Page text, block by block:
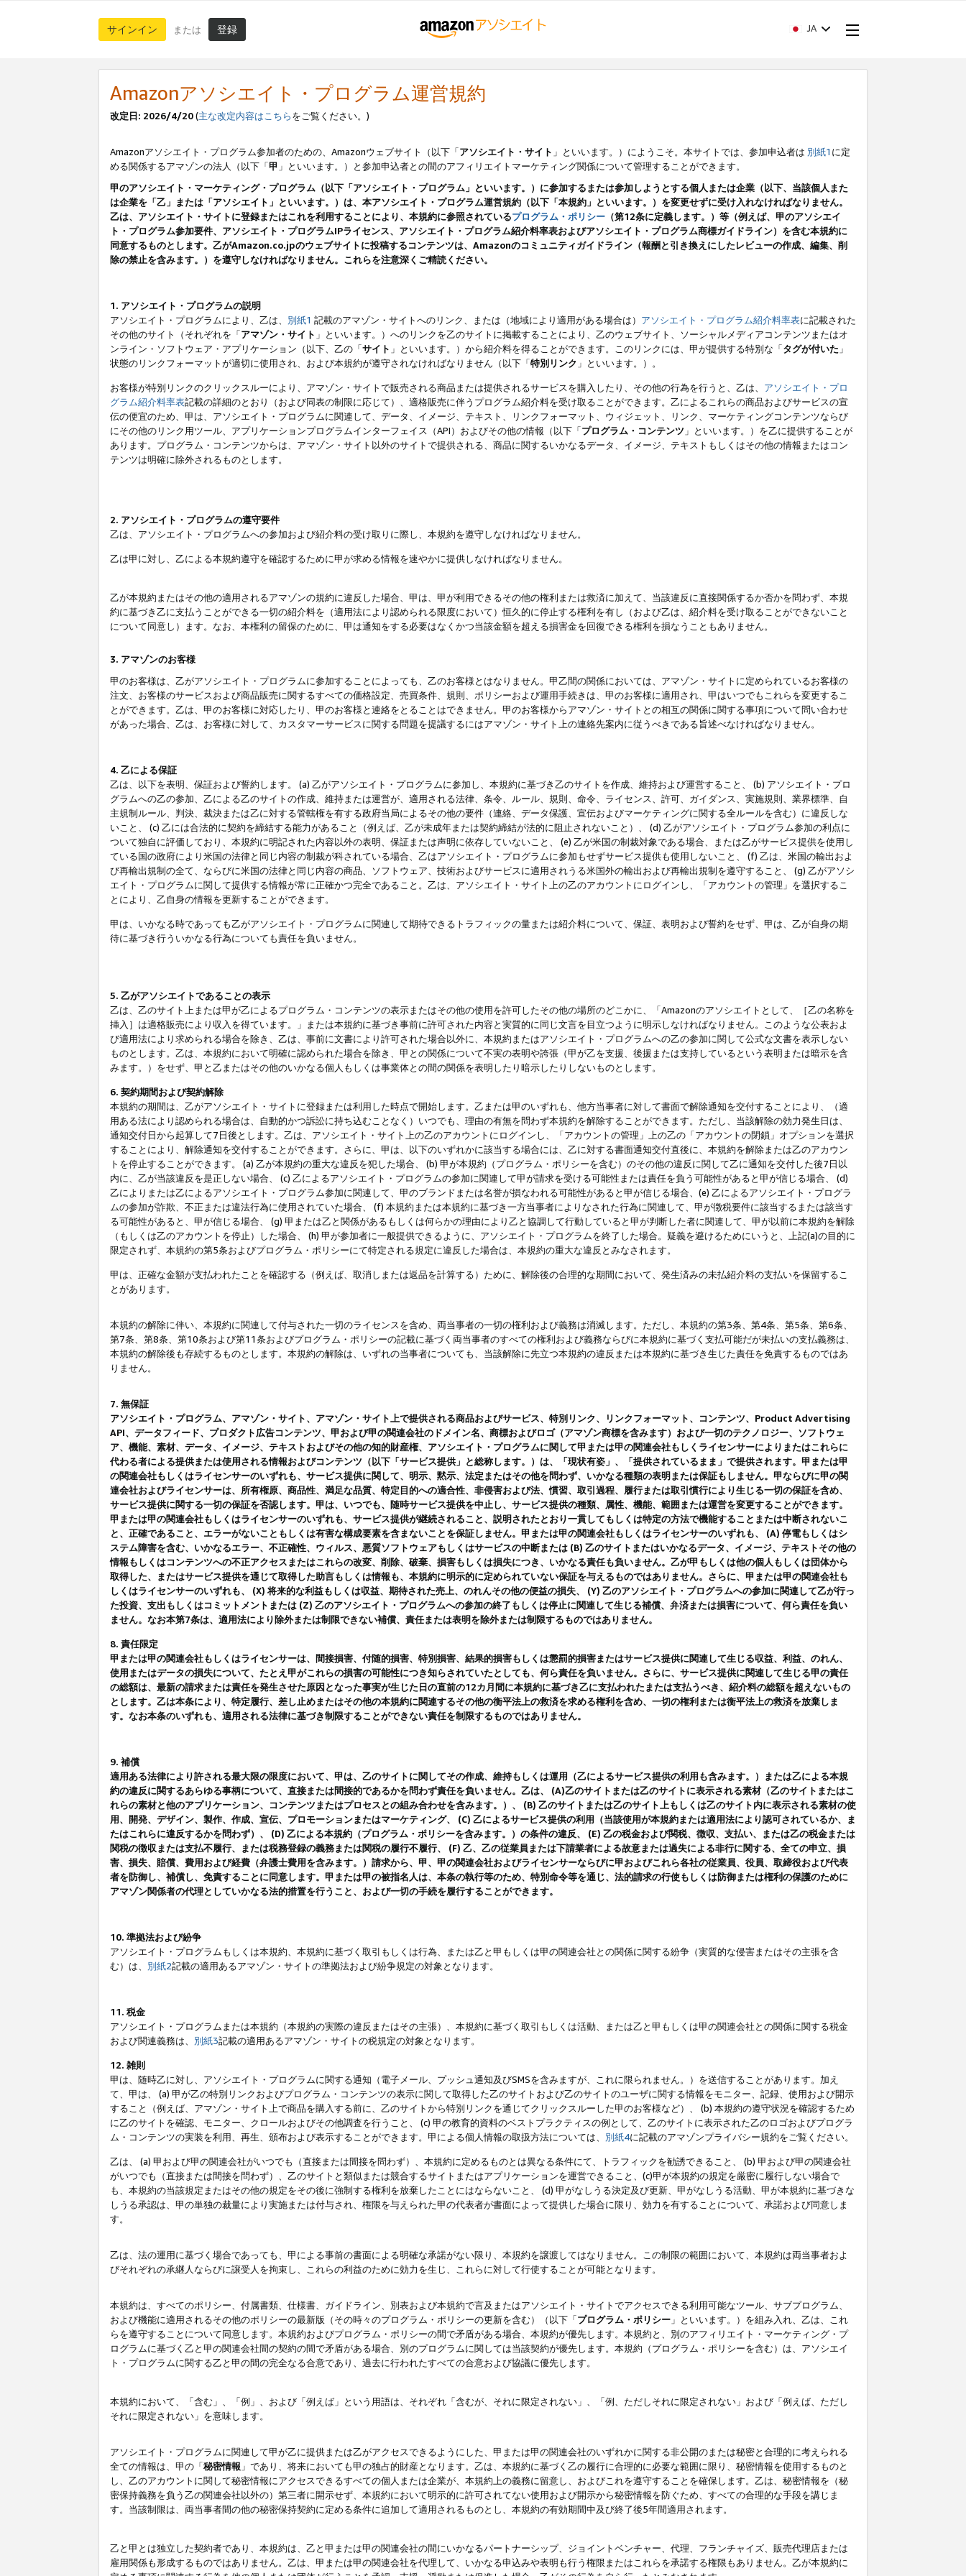
サインイン または 登録 JA
Amazonアソシエイト・プログラム運営規約
改定日: 2026/4/20(主な改定内容はこちらをご覧ください。)
Amazonアソシエイト・プログラム参加者のための、Amazonウェブサイト（以下「アソシエイト・サイト 」といいます。）にようこそ。本サイトでは、参加申込者は 別紙1 に定
める関係するアマゾンの法人（以下「甲 」といいます。）と参加申込者との間のアフィリエイトマーケティング関係について管理することができます。
甲のアソシエイト・マーケティング・プログラム（以下「アソシエイト・プログラム」といいます。）に参加するまたは参加しようとする個人または企業（以下、当該個人また
は企業を「乙」または「アソシエイト」といいます。）は、本アソシエイト・プログラム運営規約（以下「本規約」といいます。）を変更せずに受け入れなければなりません。
乙は、アソシエイト・サイトに登録またはこれを利用することにより、本規約に参照されているプログラム・ポリシー （第12条に定義します。）等（例えば、甲のアソシエイ
ト・プログラム参加要件、アソシエイト・プログラムIPライセンス、アソシエイト・プログラム紹介料率表およびアソシエイト・プログラム商標ガイドライン）を含む本規約に
同意するものとします。乙がAmazon.co.jpのウェブサイトに投稿するコンテンツは、Amazonのコミュニティガイドライン（報酬と引き換えにしたレビューの作成、編集、削
除の禁止を含みます。）を遵守しなければなりません。これらを注意深くご精読ください。
1. アソシエイト・プログラムの説明
アソシエイト・プログラムにより、乙は、 別紙1 記載のアマゾン・サイトへのリンク、または（地域により適用がある場合は） アソシエイト・プログラム紹介料率表に記載された
その他のサイト（それぞれを「アマゾン・サイト 」といいます。）へのリンクを乙のサイトに掲載することにより、乙のウェブサイト、ソーシャルメディアコンテンツまたはオ
ンライン・ソフトウェア・アプリケーション（以下、乙の「サイト 」といいます。）から紹介料を得ることができます。このリンクには、甲が提供する特別な「タグが付いた 」
状態のリンクフォーマットが適切に使用され、および本規約が遵守されなければなりません（以下「特別リンク 」といいます。）。
お客様が特別リンクのクリックスルーにより、アマゾン・サイトで販売される商品または提供されるサービスを購入したり、その他の行為を行うと、乙は、 アソシエイト・プロ
グラム紹介料率表記載の詳細のとおり（および同表の制限に応じて）、適格販売に伴うプログラム紹介料を受け取ることができます。乙によるこれらの商品およびサービスの宣
伝の便宜のため、甲は、アソシエイト・プログラムに関連して、データ、イメージ、テキスト、リンクフォーマット、ウィジェット、リンク、マーケティングコンテンツならび
にその他のリンク用ツール、アプリケーションプログラムインターフェイス（API）およびその他の情報（以下「プログラム・コンテンツ 」といいます。）を乙に提供することが
あります。プログラム・コンテンツからは、アマゾン・サイト以外のサイトで提供される、商品に関するいかなるデータ、イメージ、テキストもしくはその他の情報またはコン
テンツは明確に除外されるものとします。
2. アソシエイト・プログラムの遵守要件
乙は、アソシエイト・プログラムへの参加および紹介料の受け取りに際し、本規約を遵守しなければなりません。
乙は甲に対し、乙による本規約遵守を確認するために甲が求める情報を速やかに提供しなければなりません。
乙が本規約またはその他の適用されるアマゾンの規約に違反した場合、甲は、甲が利用できるその他の権利または救済に加えて、当該違反に直接関係するか否かを問わず、本規
約に基づき乙に支払うことができる一切の紹介料を（適用法により認められる限度において）恒久的に停止する権利を有し（および乙は、紹介料を受け取ることができないこと
について同意し）ます。なお、本権利の留保のために、甲は通知をする必要はなくかつ当該金額を超える損害金を回復できる権利を損なうこともありません。
3. アマゾンのお客様
甲のお客様は、乙がアソシエイト・プログラムに参加することによっても、乙のお客様とはなりません。甲乙間の関係においては、アマゾン・サイトに定められているお客様の
注文、お客様のサービスおよび商品販売に関するすべての価格設定、売買条件、規則、ポリシーおよび運用手続きは、甲のお客様に適用され、甲はいつでもこれらを変更するこ
とができます。乙は、甲のお客様に対応したり、甲のお客様と連絡をとることはできません。甲のお客様からアマゾン・サイトとの相互の関係に関する事項について問い合わせ
があった場合、乙は、お客様に対して、カスタマーサービスに関する問題を提議するにはアマゾン・サイト上の連絡先案内に従うべきである旨述べなければなりません。
4. 乙による保証
乙は、以下を表明、保証および誓約します。 (a) 乙がアソシエイト・プログラムに参加し、本規約に基づき乙のサイトを作成、維持および運営すること、 (b) アソシエイト・プロ
グラムへの乙の参加、乙による乙のサイトの作成、維持または運営が、適用される法律、条令、ルール、規則、命令、ライセンス、許可、ガイダンス、実施規則、業界標準、自
主規制ルール、判決、裁決または乙に対する管轄権を有する政府当局によるその他の要件（連絡、データ保護、宣伝およびマーケティングに関する全ルールを含む）に違反しな
いこと、 (c) 乙には合法的に契約を締結する能力があること（例えば、乙が未成年または契約締結が法的に阻止されないこと）、 (d) 乙がアソシエイト・プログラム参加の利点に
ついて独自に評価しており、本規約に明記された内容以外の表明、保証または声明に依存していないこと、 (e) 乙が米国の制裁対象である場合、または乙がサービス提供を使用し
ている国の政府により米国の法律と同じ内容の制裁が科されている場合、乙はアソシエイト・プログラムに参加もせずサービス提供も使用しないこと、 (f) 乙は、米国の輸出およ
び再輸出規制の全て、ならびに米国の法律と同じ内容の商品、ソフトウェア、技術およびサービスに適用されうる米国外の輸出および再輸出規制を遵守すること、 (g) 乙がアソシ
エイト・プログラムに関して提供する情報が常に正確かつ完全であること。乙は、アソシエイト・サイト上の乙のアカウントにログインし、「アカウントの管理」を選択するこ
とにより、乙自身の情報を更新することができます。
甲は、いかなる時であっても乙がアソシエイト・プログラムに関連して期待できるトラフィックの量または紹介料について、保証、表明および誓約をせず、甲は、乙が自身の期
待に基づき行ういかなる行為についても責任を負いません。
5. 乙がアソシエイトであることの表示
乙は、乙のサイト上または甲が乙によるプログラム・コンテンツの表示またはその他の使用を許可したその他の場所のどこかに、「Amazonのアソシエイトとして、［乙の名称を
挿入］は適格販売により収入を得ています。」または本規約に基づき事前に許可された内容と実質的に同じ文言を目立つように明示しなければなりません。このような公表およ
び適用法により求められる場合を除き、乙は、事前に文書により許可された場合以外に、本規約またはアソシエイト・プログラムへの乙の参加に関して公式な文書を表示しない
ものとします。乙は、本規約において明確に認められた場合を除き、甲との関係について不実の表明や誇張（甲が乙を支援、後援または支持しているという表明または暗示を含
みます。）をせず、甲と乙またはその他のいかなる個人もしくは事業体との間の関係を表明したり暗示したりしないものとします。
6. 契約期間および契約解除
本規約の期間は、乙がアソシエイト・サイトに登録または利用した時点で開始します。乙または甲のいずれも、他方当事者に対して書面で解除通知を交付することにより、（適
用ある法により認められる場合は、自動的かつ訴訟に持ち込むことなく）いつでも、理由の有無を問わず本規約を解除することができます。ただし、当該解除の効力発生日は、
通知交付日から起算して7日後とします。乙は、アソシエイト・サイト上の乙のアカウントにログインし、「アカウントの管理」上の乙の「アカウントの閉鎖」オプションを選択
することにより、解除通知を交付することができます。さらに、甲は、以下のいずれかに該当する場合には、乙に対する書面通知交付直後に、本規約を解除または乙のアカウン
トを停止することができます。 (a) 乙が本規約の重大な違反を犯した場合、 (b) 甲が本規約（プログラム・ポリシーを含む）のその他の違反に関して乙に通知を交付した後7日以
内に、乙が当該違反を是正しない場合、 (c) 乙によるアソシエイト・プログラムの参加に関連して甲が請求を受ける可能性または責任を負う可能性があると甲が信じる場合、 (d)
乙によりまたは乙によるアソシエイト・プログラム参加に関連して、甲のブランドまたは名誉が損なわれる可能性があると甲が信じる場合、(e) 乙によるアソシエイト・プログラ
ムの参加が詐欺、不正または違法行為に使用されていた場合、 (f) 本規約または本規約に基づき一方当事者によりなされた行為に関連して、甲が徴税要件に該当するまたは該当す
る可能性があると、甲が信じる場合、 (g) 甲または乙と関係があるもしくは何らかの理由により乙と協調して行動していると甲が判断した者に関連して、甲が以前に本規約を解除
（もしくは乙のアカウントを停止）した場合、 (h) 甲が参加者に一般提供できるように、アソシエイト・プログラムを終了した場合。疑義を避けるためにいうと、上記(a)の目的に
限定されず、本規約の第5条およびプログラム・ポリシーにて特定される規定に違反した場合は、本規約の重大な違反とみなされます。
甲は、正確な金額が支払われたことを確認する（例えば、取消しまたは返品を計算する）ために、解除後の合理的な期間において、発生済みの未払紹介料の支払いを保留するこ
とがあります。
本規約の解除に伴い、本規約に関連して付与された一切のライセンスを含め、両当事者の一切の権利および義務は消滅します。ただし、本規約の第3条、第4条、第5条、第6条、
第7条、第8条、第10条および第11条およびプログラム・ポリシーの記載に基づく両当事者のすべての権利および義務ならびに本規約に基づく支払可能だが未払いの支払義務は、
本規約の解除後も存続するものとします。本規約の解除は、いずれの当事者についても、当該解除に先立つ本規約の違反または本規約に基づき生じた責任を免責するものではあ
りません。
7. 無保証
アソシエイト・プログラム、アマゾン・サイト、アマゾン・サイト上で提供される商品およびサービス、特別リンク、リンクフォーマット、コンテンツ、Product Advertising
API、データフィード、プロダクト広告コンテンツ、甲および甲の関連会社のドメイン名、商標およびロゴ（アマゾン商標を含みます）および一切のテクノロジー、ソフトウェ
ア、機能、素材、データ、イメージ、テキストおよびその他の知的財産権、アソシエイト・プログラムに関して甲または甲の関連会社もしくライセンサーによりまたはこれらに
代わる者による提供または使用される情報およびコンテンツ（以下「サービス提供」と総称します。）は、「現状有姿」、「提供されているまま」で提供されます。甲または甲
の関連会社もしくはライセンサーのいずれも、サービス提供に関して、明示、黙示、法定またはその他を問わず、いかなる種類の表明または保証もしません。甲ならびに甲の関
連会社およびライセンサーは、所有権原、商品性、満足な品質、特定目的への適合性、非侵害および法、慣習、取引過程、履行または取引慣行により生じる一切の保証を含め、
サービス提供に関する一切の保証を否認します。甲は、いつでも、随時サービス提供を中止し、サービス提供の種類、属性、機能、範囲または運営を変更することができます。
甲または甲の関連会社もしくはライセンサーのいずれも、サービス提供が継続されること、説明されたとおり一貫してもしくは特定の方法で機能することまたは中断されないこ
と、正確であること、エラーがないこともしくは有害な構成要素を含まないことを保証しません。甲または甲の関連会社もしくはライセンサーのいずれも、 (A) 停電もしくはシ
ステム障害を含む、いかなるエラー、不正確性、ウィルス、悪質ソフトウェアもしくはサービスの中断または (B) 乙のサイトまたはいかなるデータ、イメージ、テキストその他の
情報もしくはコンテンツへの不正アクセスまたはこれらの改変、削除、破棄、損害もしくは損失につき、いかなる責任も負いません。乙が甲もしくは他の個人もしくは団体から
取得した、またはサービス提供を通じて取得した助言もしくは情報も、本規約に明示的に定められていない保証を与えるものではありません。さらに、甲または甲の関連会社も
しくはライセンサーのいずれも、 (X) 将来的な利益もしくは収益、期待された売上、のれんその他の便益の損失、 (Y) 乙のアソシエイト・プログラムへの参加に関連して乙が行っ
た投資、支出もしくはコミットメントまたは (Z) 乙のアソシエイト・プログラムへの参加の終了もしくは停止に関連して生じる補償、弁済または損害について、何ら責任を負い
ません。なお本第7条は、適用法により除外または制限できない補償、責任または表明を除外または制限するものではありません。
8. 責任限定
甲または甲の関連会社もしくはライセンサーは、間接損害、付随的損害、特別損害、結果的損害もしくは懲罰的損害またはサービス提供に関連して生じる収益、利益、のれん、
使用またはデータの損失について、たとえ甲がこれらの損害の可能性につき知らされていたとしても、何ら責任を負いません。さらに、サービス提供に関連して生じる甲の責任
の総額は、最新の請求または責任を発生させた原因となった事実が生じた日の直前の12カ月間に本規約に基づき乙に支払われたまたは支払うべき、紹介料の総額を超えないもの
とします。乙は本条により、特定履行、差し止めまたはその他の本規約に関連するその他の衡平法上の救済を求める権利を含め、一切の権利または衡平法上の救済を放棄しま
す。なお本条のいずれも、適用される法律に基づき制限することができない責任を制限するものではありません。
9. 補償
適用ある法律により許される最大限の限度において、甲は、乙のサイトに関してその作成、維持もしくは運用（乙によるサービス提供の利用も含みます。）または乙による本規
約の違反に関するあらゆる事柄について、直接または間接的であるかを問わず責任を負いません。乙は、 (A)乙のサイトまたは乙のサイトに表示される素材（乙のサイトまたはこ
れらの素材と他のアプリケーション、コンテンツまたはプロセスとの組み合わせを含みます。）、 (B) 乙のサイトまたは乙のサイト上もしくは乙のサイト内に表示される素材の使
用、開発、デザイン、製作、作成、宣伝、プロモーションまたはマーケティング、 (C) 乙によるサービス提供の利用（当該使用が本規約または適用法により認可されているか、ま
たはこれらに違反するかを問わず）、 (D) 乙による本規約（プログラム・ポリシーを含みます。）の条件の違反、 (E) 乙の税金および関税、徴収、支払い、または乙の税金または
関税の徴収または支払不履行、または税務登録の義務または関税の履行不履行、 (F) 乙、乙の従業員または下請業者による故意または過失による非行に関する、全ての申立、損
害、損失、賠償、費用および経費（弁護士費用を含みます。）請求から、甲、甲の関連会社およびライセンサーならびに甲およびこれら各社の従業員、役員、取締役および代表
者を防御し、補償し、免責することに同意します。甲または甲の被指名人は、本条の執行等のため、特別命令等を通じ、法的請求の行使もしくは防御または権利の保護のために
アマゾン関係者の代理としていかなる法的措置を行うこと、および一切の手続を履行することができます。
10. 準拠法および紛争
アソシエイト・プログラムもしくは本規約、本規約に基づく取引もしくは行為、または乙と甲もしくは甲の関連会社との関係に関する紛争（実質的な侵害またはその主張を含
む）は、 別紙2記載の適用あるアマゾン・サイトの準拠法および紛争規定の対象となります。
11. 税金
アソシエイト・プログラムまたは本規約（本規約の実際の違反またはその主張）、本規約に基づく取引もしくは活動、または乙と甲もしくは甲の関連会社との関係に関する税金
および関連義務は、 別紙3記載の適用あるアマゾン・サイトの税規定の対象となります。
12. 雑則
甲は、随時乙に対し、アソシエイト・プログラムに関する通知（電子メール、プッシュ通知及びSMSを含みますが、これに限られません。）を送信することがあります。加え
て、甲は、 (a) 甲が乙の特別リンクおよびプログラム・コンテンツの表示に関して取得した乙のサイトおよび乙のサイトのユーザに関する情報をモニター、記録、使用および開示
すること（例えば、アマゾン・サイト上で商品を購入する前に、乙のサイトから特別リンクを通じてクリックスルーした甲のお客様など）、 (b) 本規約の遵守状況を確認するため
に乙のサイトを確認、モニター、クロールおよびその他調査を行うこと、 (c) 甲の教育的資料のベストプラクティスの例として、乙のサイトに表示された乙のロゴおよびプログラ
ム・コンテンツの実装を利用、再生、頒布および表示することができます。甲による個人情報の取扱方法については、 別紙4に記載のアマゾンプライバシー規約をご覧ください。
乙は、 (a) 甲および甲の関連会社がいつでも（直接または間接を問わず）、本規約に定めるものとは異なる条件にて、トラフィックを勧誘できること、 (b) 甲および甲の関連会社
がいつでも（直接または間接を問わず）、乙のサイトと類似または競合するサイトまたはアプリケーションを運営できること、(c)甲が本規約の規定を厳密に履行しない場合で
も、本規約の当該規定またはその他の規定をその後に強制する権利を放棄したことにはならないこと、 (d) 甲がなしうる決定及び更新、甲がなしうる活動、甲が本規約に基づきな
しうる承認は、甲の単独の裁量により実施または付与され、権限を与えられた甲の代表者が書面によって提供した場合に限り、効力を有することについて、承諾および同意しま
す。
乙は、法の運用に基づく場合であっても、甲による事前の書面による明確な承諾がない限り、本規約を譲渡してはなりません。この制限の範囲において、本規約は両当事者およ
びそれぞれの承継人ならびに譲受人を拘束し、これらの利益のために効力を生じ、これらに対して行使することが可能となります。
本規約は、すべてのポリシー、付属書類、仕様書、ガイドライン、別表および本規約で言及またはアソシエイト・サイトでアクセスできる利用可能なツール、サブプログラム、
および機能に適用されるその他のポリシーの最新版（その時々のプログラム・ポリシーの更新を含む）（以下「プログラム・ポリシー 」といいます。）を組み入れ、乙は、これ
らを遵守することについて同意します。本規約およびプログラム・ポリシーの間で矛盾がある場合、本規約が優先します。本規約と、別のアフィリエイト・マーケティング・プ
ログラムに基づく乙と甲の関連会社間の契約の間で矛盾がある場合、別のプログラムに関しては当該契約が優先します。本規約（プログラム・ポリシーを含む）は、アソシエイ
ト・プログラムに関する乙と甲の間の完全なる合意であり、過去に行われたすべての合意および協議に優先します。
本規約において、「含む」、「例」、および「例えば」という用語は、それぞれ「含むが、それに限定されない」、「例、ただしそれに限定されない」および「例えば、ただし
それに限定されない」を意味します。
アソシエイト・プログラムに関連して甲が乙に提供または乙がアクセスできるようにした、甲または甲の関連会社のいずれかに関する非公開のまたは秘密と合理的に考えられる
全ての情報は、甲の「秘密情報 」であり、将来においても甲の独占的財産となります。乙は、本規約に基づく乙の履行に合理的に必要な範囲に限り、秘密情報を使用するものと
し、乙のアカウントに関して秘密情報にアクセスできるすべての個人または企業が、本規約上の義務に留意し、およびこれを遵守することを確保します。乙は、秘密情報を（秘
密保持義務を負う乙の関連会社以外の）第三者に開示せず、本規約において明示的に許可されてない使用および開示から秘密情報を防ぐため、すべての合理的な手段を講じま
す。当該制限は、両当事者間の他の秘密保持契約に定める条件に追加して適用されるものとし、本規約の有効期間中及び終了後5年間適用されます。
乙と甲とは独立した契約者であり、本規約は、乙と甲または甲の関連会社の間にいかなるパートナーシップ、ジョイントベンチャー、代理、フランチャイズ、販売代理店または
雇用関係も形成するものではありません。乙は、甲または甲の関連会社を代理して、いかなる申込みや表明も行う権限またはこれらを承諾する権限もありません。乙が本規約に